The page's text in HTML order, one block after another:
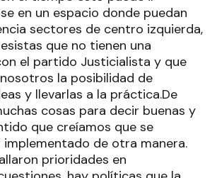
en un espacio donde puedan
sectores de centro izquierda,
que no tienen una
el partido Justicialista y que
la posibilidad de
y llevarlas a la práctica.De
cosas para decir buenas y
que creíamos que se
implementado de otra manera.
prioridades en